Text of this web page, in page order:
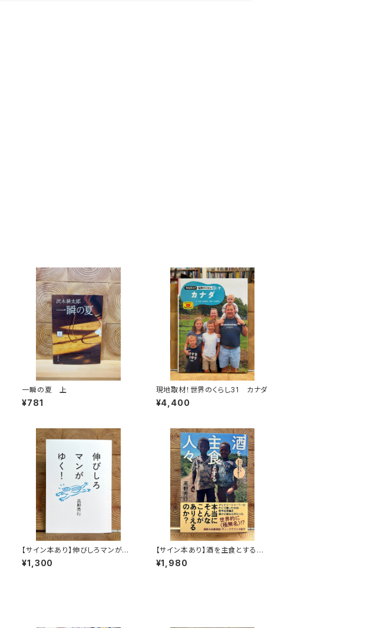
一瞬の夏 上
¥781
現地取材！世界のくらし31 カナダ
¥4,400
【サイン本あり】伸びしろマンがゆ
く！
¥1,300
【サイン本あり】酒を主食とする
人々 エチオピアの科学的秘境を
旅する
¥1,980